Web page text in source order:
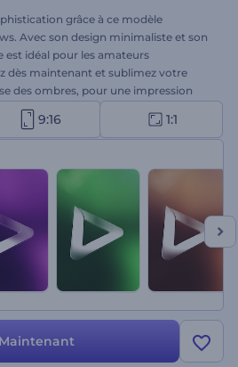
grâce à ce modèle
Avec son design minimaliste et son
idéal pour les amateurs
dès maintenant et sublimez votre
des ombres, pour une impression
votre slogan, choisissez une
d'une animation de logo haute qualité
les promotions d'entreprise, les
ouvertures de présentations, les
9:16 1:1